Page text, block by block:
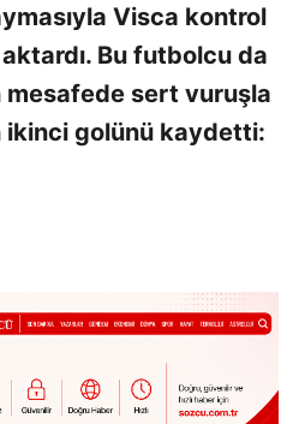
Visca kontrol
Bu futbolcu da
mesafede sert vuruşla
ikinci golünü kaydetti: